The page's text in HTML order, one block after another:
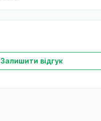
Залишити відгук